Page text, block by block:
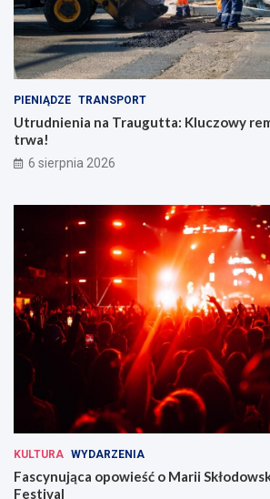
PIENIĄDZE TRANSPORT
Utrudnienia na Traugutta: Kluczowy
trwa!
6 sierpnia 2026
KULTURA WYDARZENIA
Fascynująca opowieść o Marii
Festival